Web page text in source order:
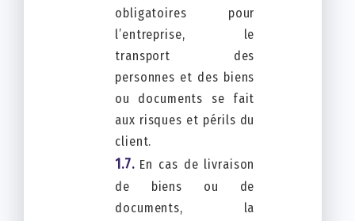
obligatoires pour
l’entreprise, le
transport des
personnes et des biens
ou documents se fait
aux risques et périls du
client.
En cas de livraison
de biens ou de
documents, la